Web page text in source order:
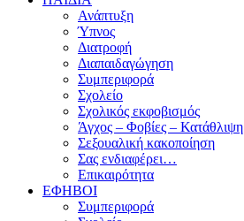
Ανάπτυξη
Ύπνος
Διατροφή
Διαπαιδαγώγηση
Συμπεριφορά
Σχολείο
Σχολικός εκφοβισμός
Άγχος – Φοβίες – Κατάθλιψη
Σεξουαλική κακοποίηση
Σας ενδιαφέρει…
Επικαιρότητα
ΕΦΗΒΟΙ
Συμπεριφορά